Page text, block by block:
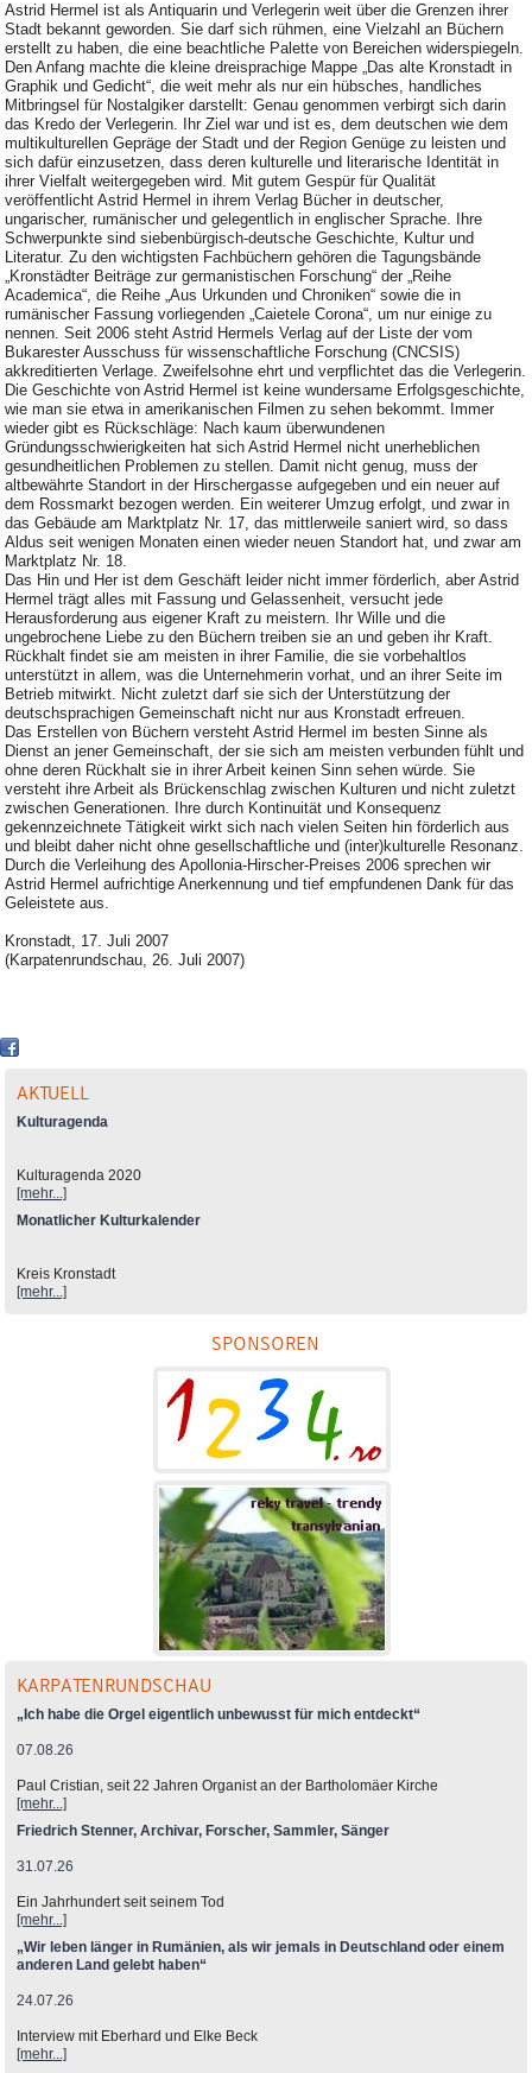
Astrid Hermel ist als Antiquarin und Verlegerin weit über die Grenzen ihrer
Stadt bekannt geworden. Sie darf sich rühmen, eine Vielzahl an Büchern
erstellt zu haben, die eine beachtliche Palette von Bereichen widerspiegeln.
Den Anfang machte die kleine dreisprachige Mappe „Das alte Kronstadt in
Graphik und Gedicht“, die weit mehr als nur ein hübsches, handliches
Mitbringsel für Nostalgiker darstellt: Genau genommen verbirgt sich darin
das Kredo der Verlegerin. Ihr Ziel war und ist es, dem deutschen wie dem
multikulturellen Gepräge der Stadt und der Region Genüge zu leisten und
sich dafür einzusetzen, dass deren kulturelle und literarische Identität in
ihrer Vielfalt weitergegeben wird. Mit gutem Gespür für Qualität
veröffentlicht Astrid Hermel in ihrem Verlag Bücher in deutscher,
ungarischer, rumänischer und gelegentlich in englischer Sprache. Ihre
Schwerpunkte sind siebenbürgisch-deutsche Geschichte, Kultur und
Literatur. Zu den wichtigsten Fachbüchern gehören die Tagungsbände
„Kronstädter Beiträge zur germanistischen Forschung“ der „Reihe
Academica“, die Reihe „Aus Urkunden und Chroniken“ sowie die in
rumänischer Fassung vorliegenden „Caietele Corona“, um nur einige zu
nennen. Seit 2006 steht Astrid Hermels Verlag auf der Liste der vom
Bukarester Ausschuss für wissenschaftliche Forschung (CNCSIS)
akkreditierten Verlage. Zweifelsohne ehrt und verpflichtet das die Verlegerin.
Die Geschichte von Astrid Hermel ist keine wundersame Erfolgsgeschichte,
wie man sie etwa in amerikanischen Filmen zu sehen bekommt. Immer
wieder gibt es Rückschläge: Nach kaum überwundenen
Gründungsschwierigkeiten hat sich Astrid Hermel nicht unerheblichen
gesundheitlichen Problemen zu stellen. Damit nicht genug, muss der
altbewährte Standort in der Hirschergasse aufgegeben und ein neuer auf
dem Rossmarkt bezogen werden. Ein weiterer Umzug erfolgt, und zwar in
das Gebäude am Marktplatz Nr. 17, das mittlerweile saniert wird, so dass
Aldus seit wenigen Monaten einen wieder neuen Standort hat, und zwar am
Marktplatz Nr. 18.
Das Hin und Her ist dem Geschäft leider nicht immer förderlich, aber Astrid
Hermel trägt alles mit Fassung und Gelassenheit, versucht jede
Herausforderung aus eigener Kraft zu meistern. Ihr Wille und die
ungebrochene Liebe zu den Büchern treiben sie an und geben ihr Kraft.
Rückhalt findet sie am meisten in ihrer Familie, die sie vorbehaltlos
unterstützt in allem, was die Unternehmerin vorhat, und an ihrer Seite im
Betrieb mitwirkt. Nicht zuletzt darf sie sich der Unterstützung der
deutschsprachigen Gemeinschaft nicht nur aus Kronstadt erfreuen.
Das Erstellen von Büchern versteht Astrid Hermel im besten Sinne als
Dienst an jener Gemeinschaft, der sie sich am meisten verbunden fühlt und
ohne deren Rückhalt sie in ihrer Arbeit keinen Sinn sehen würde. Sie
versteht ihre Arbeit als Brückenschlag zwischen Kulturen und nicht zuletzt
zwischen Generationen. Ihre durch Kontinuität und Konsequenz
gekennzeichnete Tätigkeit wirkt sich nach vielen Seiten hin förderlich aus
und bleibt daher nicht ohne gesellschaftliche und (inter)kulturelle Resonanz.
Durch die Verleihung des Apollonia-Hirscher-Preises 2006 sprechen wir
Astrid Hermel aufrichtige Anerkennung und tief empfundenen Dank für das
Geleistete aus.
Kronstadt, 17. Juli 2007
(Karpatenrundschau, 26. Juli 2007)
AKTUELL
Kulturagenda
Kulturagenda 2020
[mehr...]
Monatlicher Kulturkalender
Kreis Kronstadt
[mehr...]
SPONSOREN
KARPATENRUNDSCHAU
„Ich habe die Orgel eigentlich unbewusst für mich entdeckt“
07.08.26
Paul Cristian, seit 22 Jahren Organist an der Bartholomäer Kirche
[mehr...]
Friedrich Stenner, Archivar, Forscher, Sammler, Sänger
31.07.26
Ein Jahrhundert seit seinem Tod
[mehr...]
„Wir leben länger in Rumänien, als wir jemals in Deutschland oder einem
anderen Land gelebt haben“
24.07.26
Interview mit Eberhard und Elke Beck
[mehr...]